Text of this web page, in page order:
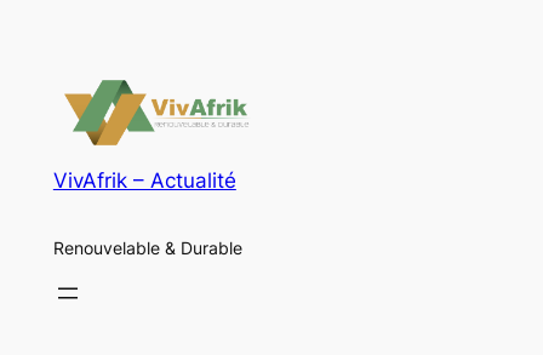
VivAfrik – Actualité
Renouvelable & Durable